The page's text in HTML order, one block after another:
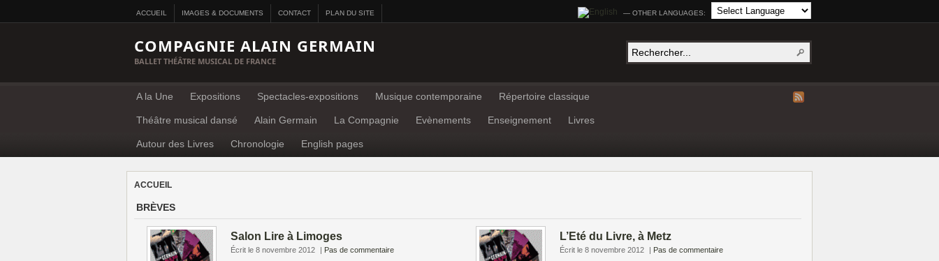
— OTHER LANGUAGES:
ACCUEIL IMAGES & DOCUMENTS CONTACT PLAN DU SITE
COMPAGNIE ALAIN GERMAIN
BALLET THÉÂTRE MUSICAL DE FRANCE
A la Une Expositions Spectacles-expositions Musique contemporaine Répertoire classique
Théâtre musical dansé Alain Germain La Compagnie Evènements Enseignement Livres
Autour des Livres Chronologie English pages
ACCUEIL
BRÈVES
L’Eté du Livre, à Metz
Écrit le 8 novembre 2012 | Pas de commentaire
Salon Lire à Limoges
Écrit le 8 novembre 2012 | Pas de commentaire